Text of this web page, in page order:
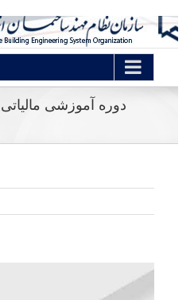
دوره آموزشی مالیاتی
View
Larger